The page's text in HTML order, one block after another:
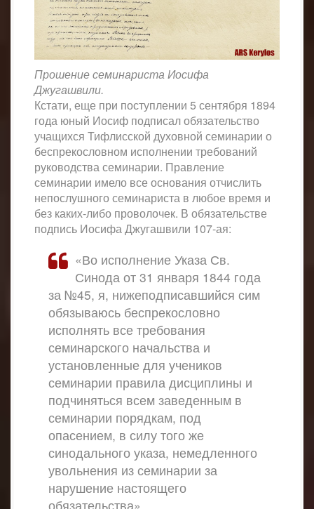
Прошение семинариста Иосифа
Джугашвили.
Кстати, еще при поступлении 5 сентября 1894
года юный Иосиф подписал обязательство
учащихся Тифлисской духовной семинарии о
беспрекословном исполнении требований
руководства семинарии. Правление
семинарии имело все основания отчислить
непослушного семинариста в любое время и
без каких-либо проволочек. В обязательстве
подпись Иосифа Джугашвили 107-ая:
«Во исполнение Указа Св.
Синода от 31 января 1844 года
за №45, я, нижеподписавшийся сим
обязываюсь беспрекословно
исполнять все требования
семинарского начальства и
установленные для учеников
семинарии правила дисциплины и
подчиняться всем заведенным в
семинарии порядкам, под
опасением, в силу того же
синодального указа, немедленного
увольнения из семинарии за
нарушение настоящего
обязательства».